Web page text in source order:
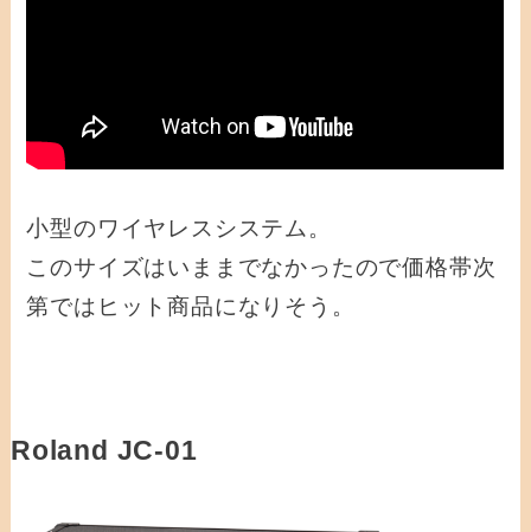
小型のワイヤレスシステム。
このサイズはいままでなかったので価格帯次
第ではヒット商品になりそう。
Roland JC-01